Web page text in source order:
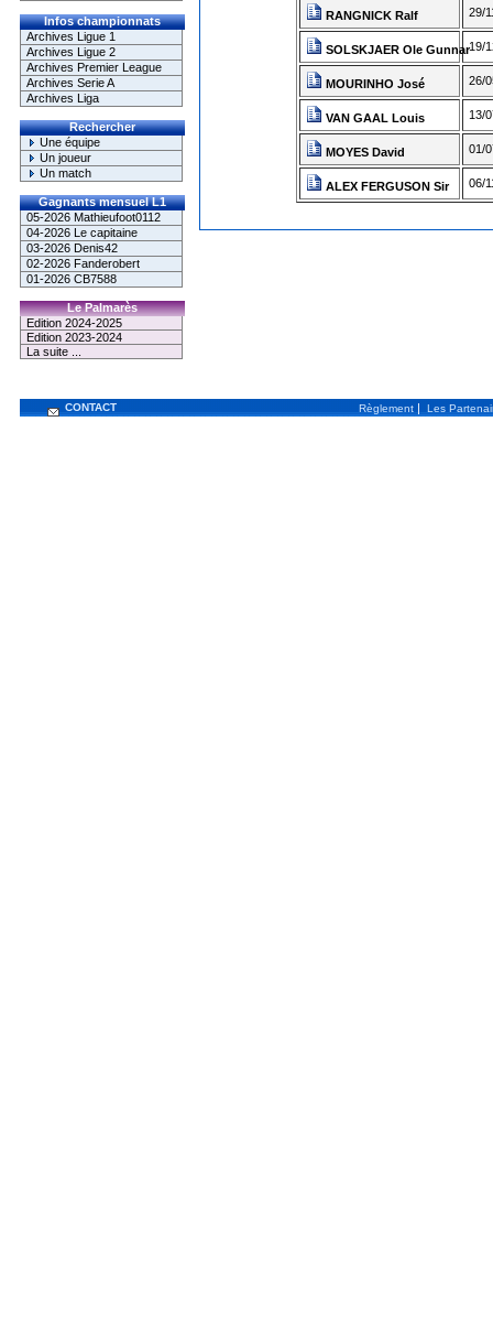
Infos championnats
Archives Ligue 1
Archives Ligue 2
Archives Premier League
Archives Serie A
Archives Liga
Rechercher
Une équipe
Un joueur
Un match
Gagnants mensuel L1
05-2026 Mathieufoot0112
04-2026 Le capitaine
03-2026 Denis42
02-2026 Fanderobert
01-2026 CB7588
Le Palmarès
Edition 2024-2025
Edition 2023-2024
La suite ...
RANGNICK Ralf 29/
SOLSKJAER Ole Gunnar19/
MOURINHO José 26/
VAN GAAL Louis 13/
MOYES David 01/
ALEX FERGUSON Sir 06/
CONTACT Règlement | Les